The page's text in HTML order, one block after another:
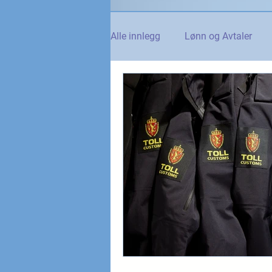
Alle innlegg Lønn og Avtaler
Norsk Tollblad Kurs og
Internasjonalt Andre
NTO og UFE Teknologi, IT